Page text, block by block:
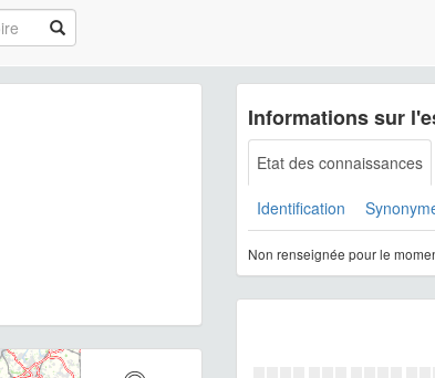
Informations sur
Etat des connaissances
Identification
Non renseignée pour le